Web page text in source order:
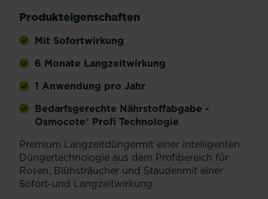
Produkteigenschaften
Mit Sofortwirkung
6 Monate Langzeitwirkung
1 Anwendung pro Jahr
Bedarfsgerechte Nährstoffabgabe -
Osmocote® Profi Technologie
Premium Langzeitdüngermit einer intelligenten
Düngertechnologie aus dem Profibereich für
Rosen, Blühsträucher und Staudenmit einer
Sofort-und Langzeitwirkung.